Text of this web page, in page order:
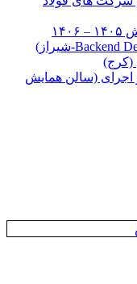
(کرج)
اجرای (سالن همایش